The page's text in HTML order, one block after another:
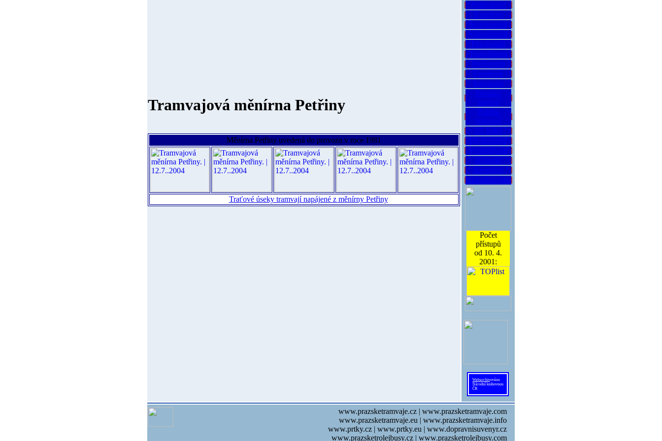
Pohlednice
Z archivu
Scanjournal
Videožurnál
Fotožurnál
Tram-fórum
Preference
Facebook
Instagram
Hledání
spojení
Poloha
tramvají
22. kolej
Přezkoušení
Vyhledávání
Kontakt
Suvenýry
Aktualizováno
Počet
přístupů
od 10. 4.
2001:
Webarchivováno
Národní knihovnou
ČR
Tramvajová měnírna Petřiny
Měnírna Petřiny uvedená do provozu v roce 1981
Traťové úseky tramvají napájené z měnírny Petřiny
www.prazsketramvaje.cz | www.prazsketramvaje.com
www.prazsketramvaje.eu | www.prazsketramvaje.info
www.prtky.cz | www.prtky.eu | www.dopravnisuvenyr.cz
www.prazsketrolejbusy.cz | www.prazsketrolejbusy.com